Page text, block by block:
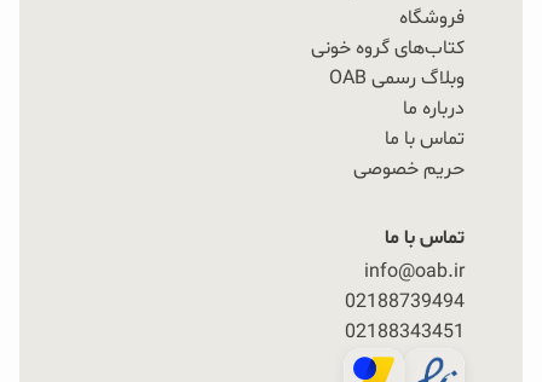
فروشگاه
کتاب‌های گروه خونی
وبلاگ رسمی OAB
درباره ما
تماس با ما
حریم خصوصی
تماس با ما
info@oab.ir
02188739494
02188343451